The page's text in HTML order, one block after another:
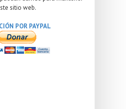
sitio web.
POR PAYPAL